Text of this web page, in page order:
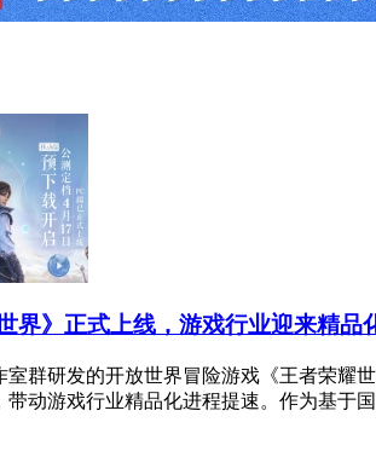
界》正式上线，游戏行业迎来精品
室群研发的开放世界冒险游戏《王者荣耀
带动游戏行业精品化进程提速。作为基于